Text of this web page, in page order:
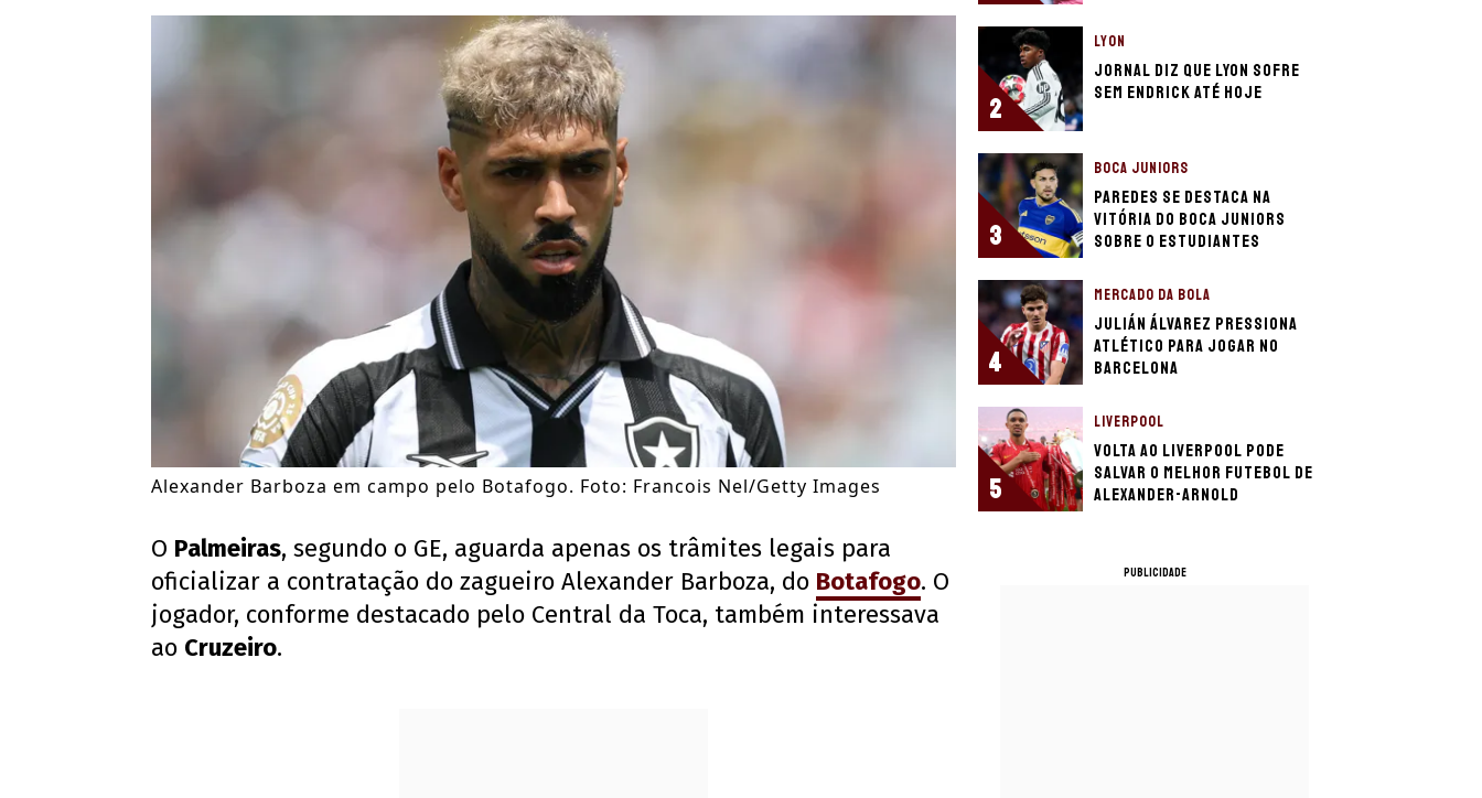
Alexander Barboza em campo pelo Botafogo. Foto: Francois Nel/Getty Images
O Palmeiras, segundo o GE, aguarda apenas os trâmites legais para
oficializar a contratação do zagueiro Alexander Barboza, do Botafogo. O
jogador, conforme destacado pelo Central da Toca, também interessava
ao Cruzeiro.
2
LYON
Jornal diz que Lyon sofre
sem Endrick até hoje
3
BOCA JUNIORS
Paredes se destaca na
vitória do Boca Juniors
sobre o Estudiantes
4
MERCADO DA BOLA
Julián Álvarez pressiona
Atlético para jogar no
Barcelona
5
LIVERPOOL
Volta ao Liverpool pode
salvar o melhor futebol de
Alexander-Arnold
PUBLICIDADE